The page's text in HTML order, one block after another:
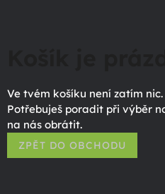
Ve tvém košíku není zatím
Potřebuješ poradit při výběr
na nás obrátit.
ZPĚT DO OBCHODU